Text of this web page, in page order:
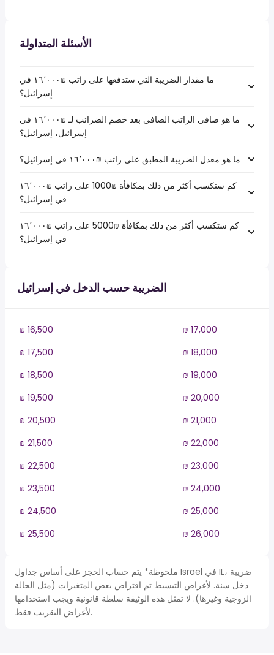
الأسئلة المتداولة
ما مقدار الضريبة التي ستدفعها على راتب ₪‏١٦٬٠٠٠ في
إسرائيل؟
ما هو صافي الراتب الصافي بعد خصم الضرائب لـ ₪‏١٦٬٠٠٠ في
إسرائيل، إسرائيل؟
ما هو معدل الضريبة المطبق على راتب ₪‏١٦٬٠٠٠ في إسرائيل؟
كم ستكسب أكثر من ذلك بمكافأة ₪1000 على راتب ₪‏١٦٬٠٠٠
في إسرائيل؟
كم ستكسب أكثر من ذلك بمكافأة ₪5000 على راتب ₪‏١٦٬٠٠٠
في إسرائيل؟
الضريبة حسب الدخل في إسرائيل
₪ 16,500
₪ 17,000
₪ 17,500
₪ 18,000
₪ 18,500
₪ 19,000
₪ 19,500
₪ 20,000
₪ 20,500
₪ 21,000
₪ 21,500
₪ 22,000
₪ 22,500
₪ 23,000
₪ 23,500
₪ 24,000
₪ 24,500
₪ 25,000
₪ 25,500
₪ 26,000
ملحوظة* يتم حساب الحجز على أساس جداول Israel في IL، ضريبة
دخل سنة. لأغراض التبسيط تم افتراض بعض المتغيرات (مثل الحالة
الزوجية وغيرها). لا تمثل هذه الوثيقة سلطة قانونية ويجب استخدامها
لأغراض التقريب فقط.